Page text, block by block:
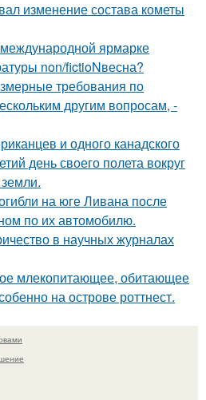
изменение состава кометы
ярмарке
non/fictioNвесна?
требования по
другим вопросам, -
и одного канадского
день своего полета вокруг
на юге Ливана после
по их автомобилю.
в научных журналах
млекопитающее, обитающее
на острове роттнест.